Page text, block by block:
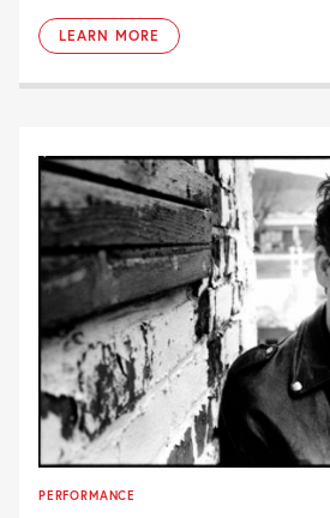
LEARN MORE
PERFORMANCE